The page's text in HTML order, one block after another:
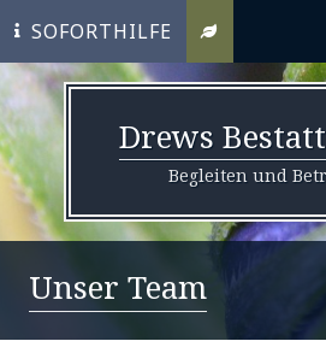
SOFORTHILFE
Drews
Begleiten und
Unser Team